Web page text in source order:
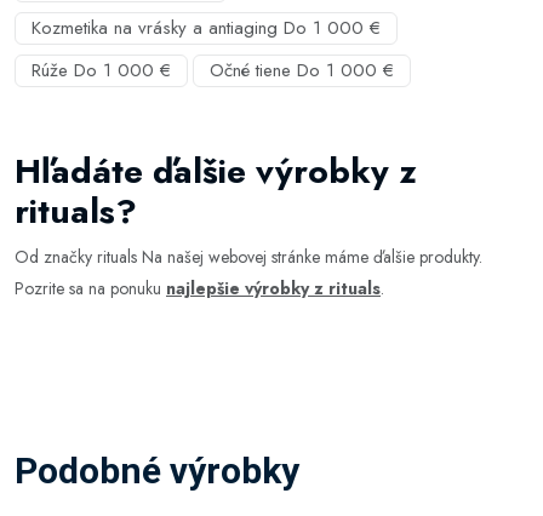
Kozmetika na vrásky a antiaging Do 1 000 €
Rúže Do 1 000 €
Očné tiene Do 1 000 €
Hľadáte ďalšie výrobky z
rituals?
Od značky rituals Na našej webovej stránke máme ďalšie produkty.
Pozrite sa na ponuku najlepšie výrobky z rituals.
Podobné výrobky